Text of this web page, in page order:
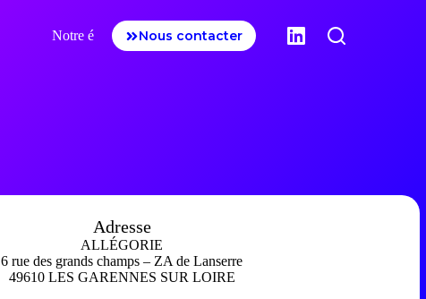
Notre équipe Nos références
Nous contacter
Adresse
ALLÉGORIE
6 rue des grands champs – ZA de Lanserre
49610 LES GARENNES SUR LOIRE